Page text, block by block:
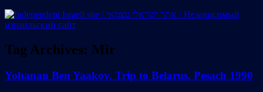
Tag Archives: Mir
Yohanan Ben Yaakov. Trip to Belarus. Pesach 1990